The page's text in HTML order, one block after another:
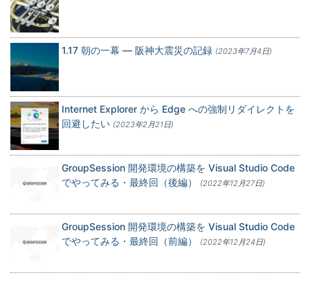
1.17 朝の一幕 — 阪神大震災の記録 (2023年7月4日)
Internet Explorer から Edge への強制リダイレクトを
回避したい (2023年2月21日)
GroupSession 開発環境の構築を Visual Studio Code
でやってみる・最終回（後編）
(2022年12月27日)
GroupSession 開発環境の構築を Visual Studio Code
でやってみる・最終回（前編）
(2022年12月24日)